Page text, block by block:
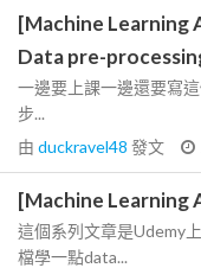
[Machine Learning
Data pre-
一邊要上課一邊還要寫
步...
由 duckravel48 發文
[Machine Learning
這個系列文章是Udemy
檔學一點data...